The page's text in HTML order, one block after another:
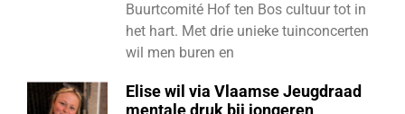
Buurtcomité Hof ten Bos cultuur tot in
het hart. Met drie unieke tuinconcerten
wil men buren en
Elise wil via Vlaamse Jeugdraad
mentale druk bij jongeren